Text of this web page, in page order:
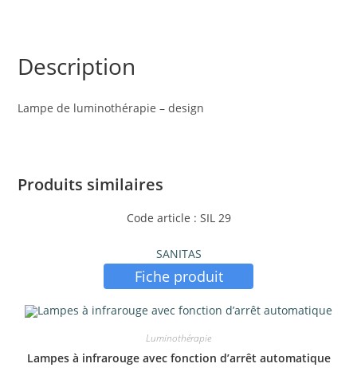
Description
Lampe de luminothérapie – design
Produits similaires
Code article : SIL 29
SANITAS
Fiche produit
Luminothérapie
Lampes à infrarouge avec fonction d’arrêt automatique